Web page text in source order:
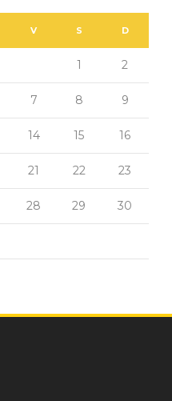
V S D
1 2
7 8 9
14 15 16
21 22 23
28 29 30